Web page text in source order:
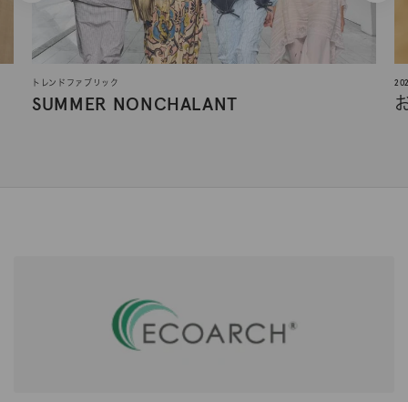
トレンドファブリック
SUMMER NONCHALANT